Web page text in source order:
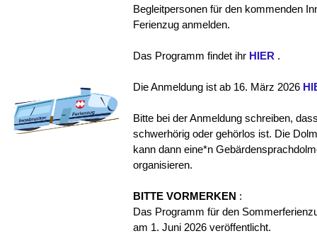
Begleitpersonen für den kommenden
Ferienzug anmelden.
Das Programm findet ihr HIER .
Die Anmeldung ist ab 16. März 2026
Bitte bei der Anmeldung schreiben,
schwerhörig oder gehörlos ist. Die
kann dann eine*n
organisieren.
BITTE VORMERKEN :
Das Programm für den
am 1. Juni 2026 veröffentlicht.